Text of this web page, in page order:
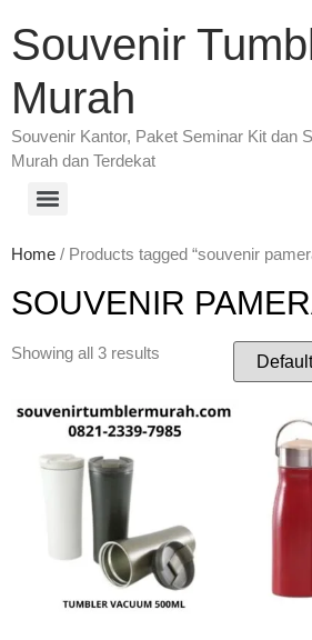
Souvenir
Murah
Souvenir Kantor, Paket Seminar Kit dan
Murah dan Terdekat
Home / Products tagged “souvenir
SOUVENIR
Showing all 3 results